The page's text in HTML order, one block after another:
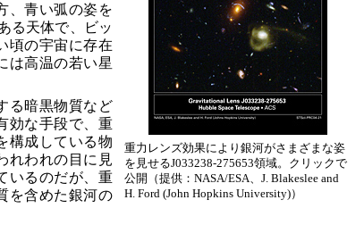
重力レンズ効果により銀河がさまざまな姿
を見せるJ033238-275653領域。クリックで
公開（提供：NASA/ESA、J. Blakeslee and
H. Ford (John Hopkins University)）
、青い弧の姿を
る天体で、ビッ
頃の宇宙に存在
は高温の若い星
る暗黒物質など
効な手段で、重
構成している物
れわれの目に見
いるのだが、重
を含めた銀河の